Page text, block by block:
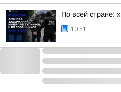
По всей стране:
10:51